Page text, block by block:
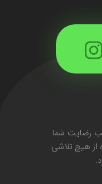
رضایت شما
از هیچ تلاشی